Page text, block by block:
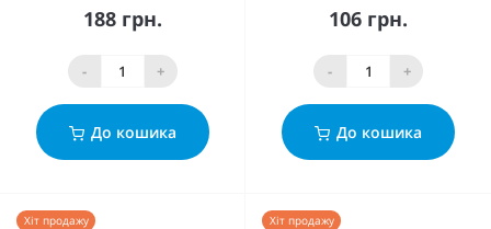
188 грн.
- +
До кошика
106 грн.
- +
До кошика
Хіт продажу
Хіт продажу